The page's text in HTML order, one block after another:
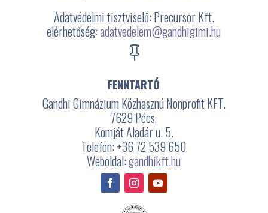
Adatvédelmi tisztviselő: Precursor Kft.
elérhetőség:adatvedelem@gandhigimi.hu

FENNTARTÓ
Gandhi Gimnázium Közhasznú Nonprofit KFT.
7629 Pécs,
Komját Aladár u. 5.
Telefon: +36 72 539 650
Weboldal:gandhikft.hu